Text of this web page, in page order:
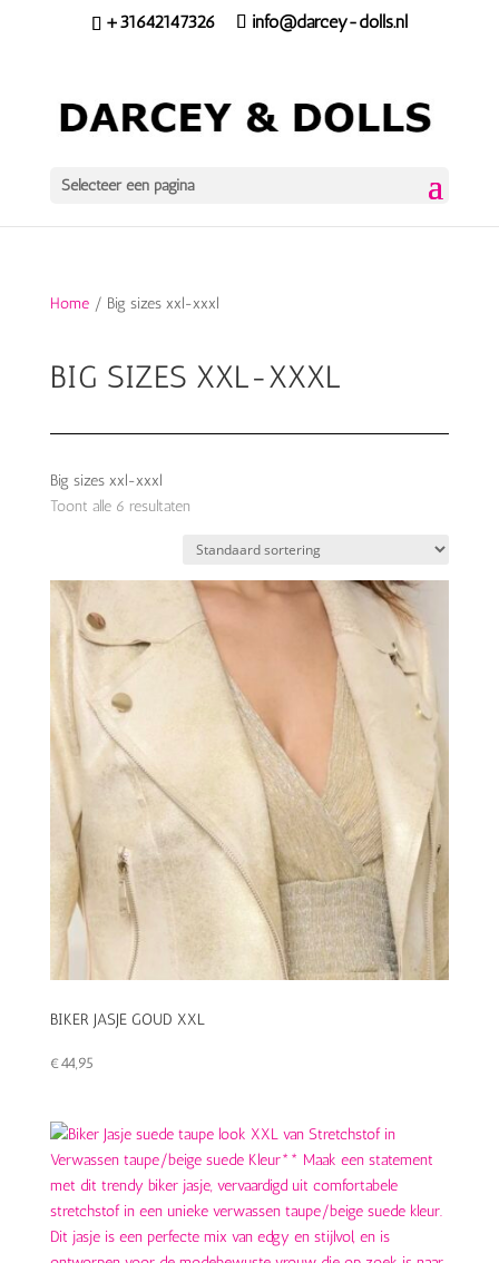
+31642147326 info@darcey-dolls.nl
Selecteer een pagina
Home/ Big sizes xxl-xxxl
BIG SIZES XXL-XXXL
Big sizes xxl-xxxl
Toont alle 6 resultaten
BIKER JASJE GOUD XXL
€44,95